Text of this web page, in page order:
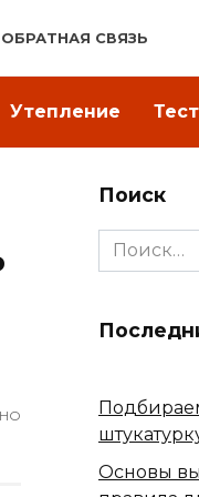
ОБРАТНАЯ СВЯЗЬ
Утепление
Поиск
Search
for:
Основы